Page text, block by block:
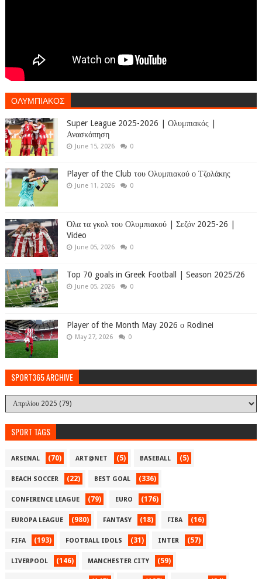
ΟΛΥΜΠΙΑΚΟΣ
Super League 2025-2026 | Ολυμπιακός |
Ανασκόπηση
June 15, 2026 0
Player of the Club του Ολυμπιακού ο Τζολάκης
June 11, 2026 0
Όλα τα γκολ του Ολυμπιακού | Σεζόν 2025-26 |
Video
June 05, 2026 0
Top 70 goals in Greek Football | Season 2025/26
June 05, 2026 0
Player of the Month May 2026 ο Rodinei
May 27, 2026 0
SPORT365 ARCHIVE
SPORT TAGS
ARSENAL (70) ART@NET (5) BASEBALL (5)
BEACH SOCCER (22) BEST GOAL (336)
CONFERENCE LEAGUE (79) EURO (176)
EUROPA LEAGUE (980) FANTASY (18) FIBA (16)
FIFA (193) FOOTBALL IDOLS (31) INTER (57)
LIVERPOOL (146) MANCHESTER CITY (59)